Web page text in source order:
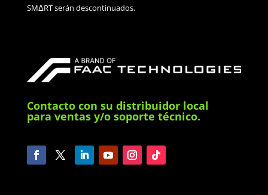
SMΔRT serán descontinuados.
Contacto con su distribuidor local
para ventas y/o soporte técnico.